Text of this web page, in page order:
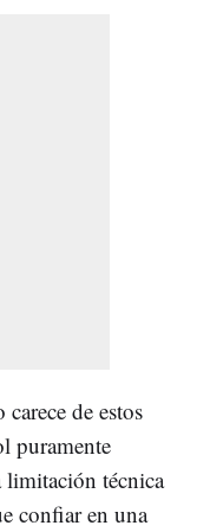
de estos
puramente
limitación técnica
confiar en una